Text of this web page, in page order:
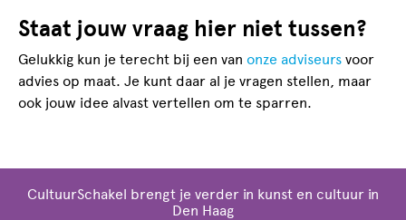
Staat jouw vraag hier niet tussen?
Gelukkig kun je terecht bij een van onze adviseurs voor
advies op maat. Je kunt daar al je vragen stellen, maar
ook jouw idee alvast vertellen om te sparren.
CultuurSchakel brengt je verder in kunst en cultuur in
Den Haag